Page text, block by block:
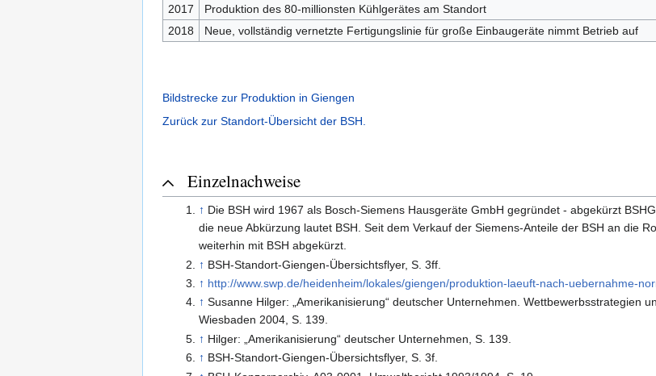
2017
Produktion des 80-millionsten Kühlgerätes am Standort
2018
Neue, vollständig vernetzte Fertigungslinie für große Einbaugeräte nimmt Betrieb auf
Bildstrecke zur Produktion in Giengen
Zurück zur Standort-Übersicht der BSH.
Einzelnachweise
↑ Die BSH wird 1967 als Bosch-Siemens Hausgeräte GmbH gegründet - abgekürzt
die neue Abkürzung lautet BSH. Seit dem Verkauf der Siemens-Anteile der BSH an die
weiterhin mit BSH abgekürzt.
↑ BSH-Standort-Giengen-Übersichtsflyer, S. 3ff.
↑ http://www.swp.de/heidenheim/lokales/giengen/produktion-laeuft-nach-uebernahme-
↑ Susanne Hilger: „Amerikanisierung“ deutscher Unternehmen. Wettbewerbsstrategien
Wiesbaden 2004, S. 139.
↑ Hilger: „Amerikanisierung“ deutscher Unternehmen, S. 139.
↑ BSH-Standort-Giengen-Übersichtsflyer, S. 3f.